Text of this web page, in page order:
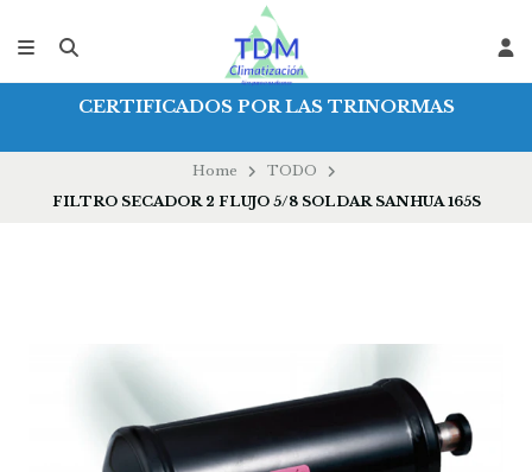
CERTIFICADOS POR LAS TRINORMAS
Home
TODO
FILTRO SECADOR 2 FLUJO 5/8 SOLDAR SANHUA 165S